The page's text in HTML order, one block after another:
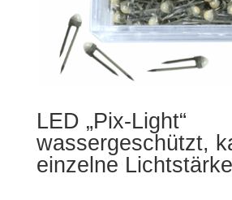
LED „Pix-Light“
wassergeschützt,
einzelne